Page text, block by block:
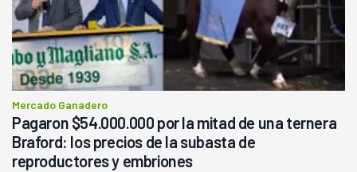
Mercado Ganadero
Pagaron $54.000.000 por la mitad de una ternera
Braford: los precios de la subasta de
reproductores y embriones